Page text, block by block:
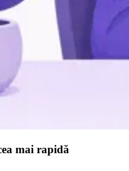
mai rapidă